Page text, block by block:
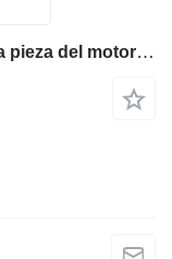
BUJE DE ALINEACION 117-4013 otra pieza del motor para Caterpillar D8T D9R D8R D7E bulldozer